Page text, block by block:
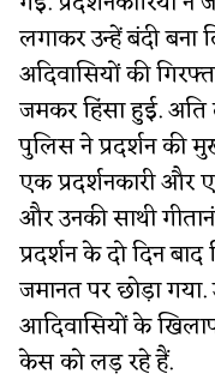
लगाकर उन्हें बंदी
अदिवासियों की
जमकर हिंसा हुई. अति
पुलिस ने प्रदर्शन की
एक प्रदर्शनकारी और
और उनकी साथी
प्रदर्शन के दो दिन
जमानत पर छोड़ा गया.
आदिवासियों के
केस को लड़ रहे हैं.